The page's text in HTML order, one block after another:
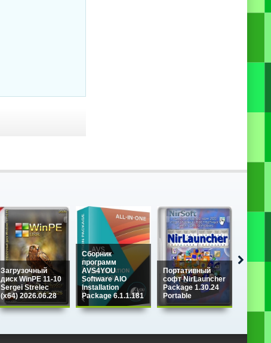
Загрузочный
диск WinPE 11-10
Sergei Strelec
(x64) 2026.06.28
Сборник
программ
AVS4YOU
Software AIO
Installation
Package 6.1.1.181
Портативный
софт NirLauncher
Package 1.30.24
Portable